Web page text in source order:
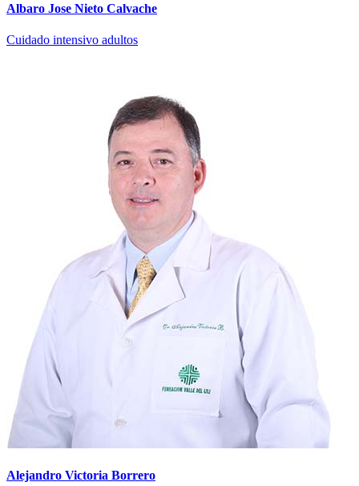
Albaro Jose Nieto Calvache
Cuidado intensivo adultos
Alejandro Victoria Borrero